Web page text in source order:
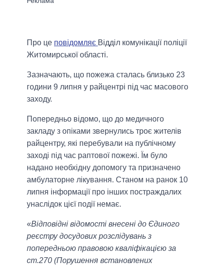
Про це повідомляє Відділ комунікації поліції
Житомирської області.
Зазначають, що пожежа сталась близько 23
години 9 липня у райцентрі під час масового
заходу.
Попередньо відомо, що до медичного
закладу з опіками звернулись троє жителів
райцентру, які перебували на публічному
заході під час раптової пожежі. Їм було
надано необхідну допомогу та призначено
амбулаторне лікування. Станом на ранок 10
липня інформації про інших постраждалих
унаслідок цієї події немає.
«Відповідні відомості внесені до Єдиного
реєстру досудових розслідувань з
попередньою правовою кваліфікацією за
ст.270 (Порушення встановлених